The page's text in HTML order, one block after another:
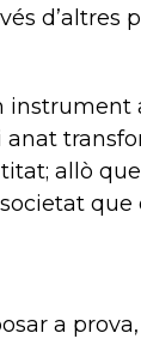
d’altres
instrument
anat
allò
que
a